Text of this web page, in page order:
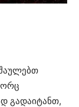
გადაიტანთ,